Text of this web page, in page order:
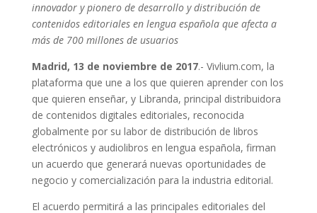
innovador y pionero de desarrollo y distribución de
contenidos editoriales en lengua española que afecta a
más de 700 millones de usuarios
Madrid, 13 de noviembre de 2017.- Vivlium.com, la
plataforma que une a los que quieren aprender con los
que quieren enseñar, y Libranda, principal distribuidora
de contenidos digitales editoriales, reconocida
globalmente por su labor de distribución de libros
electrónicos y audiolibros en lengua española, firman
un acuerdo que generará nuevas oportunidades de
negocio y comercialización para la industria editorial.
El acuerdo permitirá a las principales editoriales del